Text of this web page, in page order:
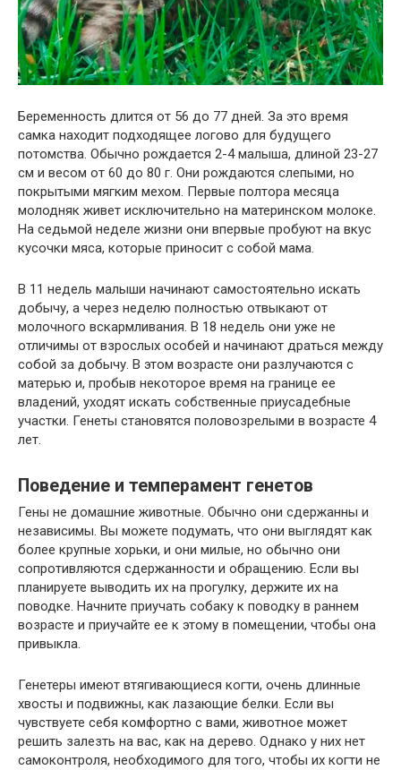
Беременность длится от 56 до 77 дней. За это время
самка находит подходящее логово для будущего
потомства. Обычно рождается 2-4 малыша, длиной 23-27
см и весом от 60 до 80 г. Они рождаются слепыми, но
покрытыми мягким мехом. Первые полтора месяца
молодняк живет исключительно на материнском молоке.
На седьмой неделе жизни они впервые пробуют на вкус
кусочки мяса, которые приносит с собой мама.
В 11 недель малыши начинают самостоятельно искать
добычу, а через неделю полностью отвыкают от
молочного вскармливания. В 18 недель они уже не
отличимы от взрослых особей и начинают драться между
собой за добычу. В этом возрасте они разлучаются с
матерью и, пробыв некоторое время на границе ее
владений, уходят искать собственные приусадебные
участки. Генеты становятся половозрелыми в возрасте 4
лет.
Поведение и темперамент генетов
Гены не домашние животные. Обычно они сдержанны и
независимы. Вы можете подумать, что они выглядят как
более крупные хорьки, и они милые, но обычно они
сопротивляются сдержанности и обращению. Если вы
планируете выводить их на прогулку, держите их на
поводке. Начните приучать собаку к поводку в раннем
возрасте и приучайте ее к этому в помещении, чтобы она
привыкла.
Генетеры имеют втягивающиеся когти, очень длинные
хвосты и подвижны, как лазающие белки. Если вы
чувствуете себя комфортно с вами, животное может
решить залезть на вас, как на дерево. Однако у них нет
самоконтроля, необходимого для того, чтобы их когти не